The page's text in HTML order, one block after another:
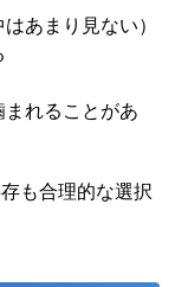
あまり見ない）
れることがあ
も合理的な選択